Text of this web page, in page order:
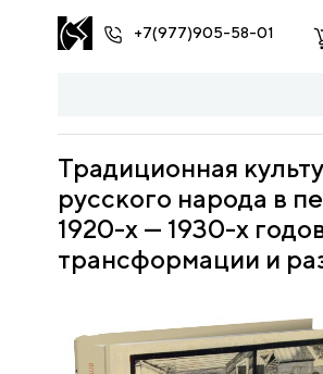
+7(977)905-58-01
Традиционная
русского народа в
1920-х — 1930-х
трансформации и